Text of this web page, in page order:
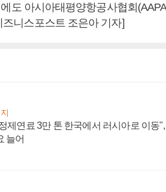
도 아시아태평양항공사협회
니스포스트 조은아 기자]
제연료 3만 톤 한국에서 러시아로 이동
늘어